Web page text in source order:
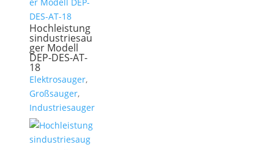
Hochleistung
sindustriesau
ger Modell
DEP-DES-AT-
18
Elektrosauger,
Großsauger,
Industriesauger